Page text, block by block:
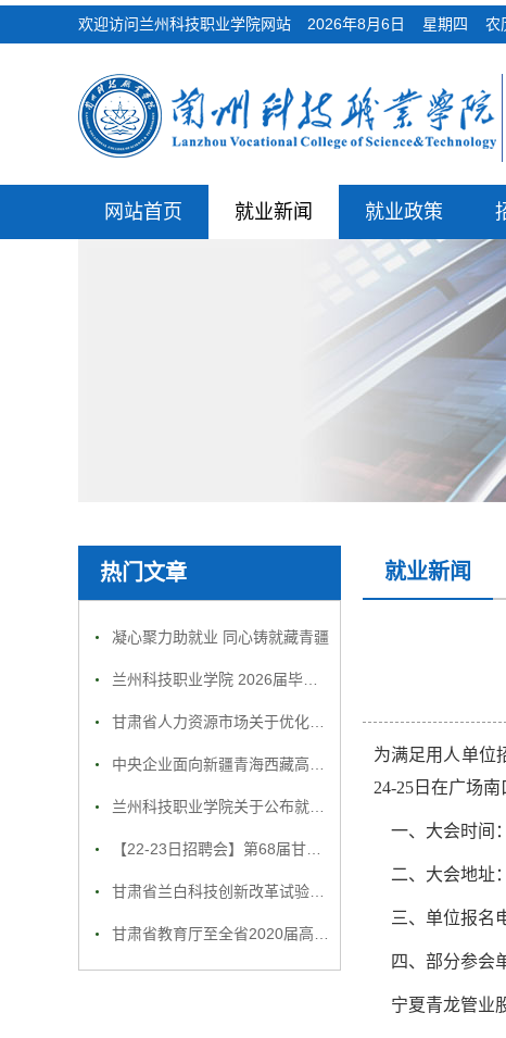
欢迎访问兰州科技职业学院网站 2026年8月6日 星期四
网站首页 就业新闻 就业政策
热门文章
凝心聚力助就业 同心铸就藏青疆
就业新闻
为满足用人单位
24-25日在广场
一、大会时间
二、大会地址
三、单位报名
四、部分参会
宁夏青龙管业